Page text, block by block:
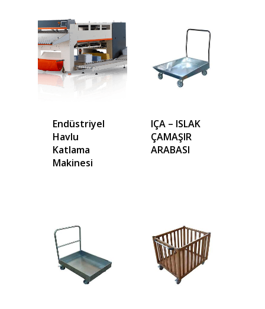
Endüstriyel
Havlu
Katlama
Makinesi
IÇA – ISLAK
ÇAMAŞIR
ARABASI